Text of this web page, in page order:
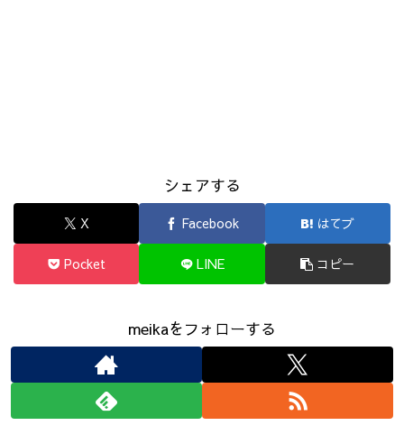
シェアする
X Facebook はてブ
Pocket LINE コピー
meikaをフォローする